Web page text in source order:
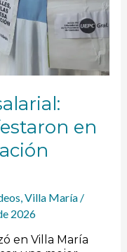
en
,Villa María/
2026
en Villa María